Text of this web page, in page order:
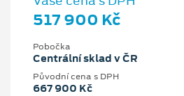
517 900 Kč
Pobočka
Centrální sklad v ČR
Původní cena s DPH
667 900 Kč